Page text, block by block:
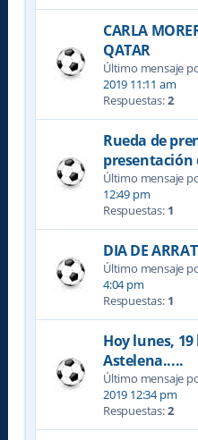
CARLA
QATAR
Último mensaje
2019 11:11 am
Respuestas:2
Rueda de
presentación
Último mensaje
12:49 pm
Respuestas: 1
DIA DE
Último mensaje
4:04 pm
Respuestas: 1
Hoy lunes,
Astelena.....
Último mensaje
2019 12:34 pm
Respuestas:2